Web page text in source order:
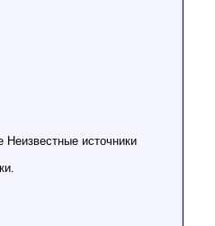
источники